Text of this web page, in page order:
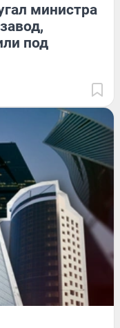
министра
под